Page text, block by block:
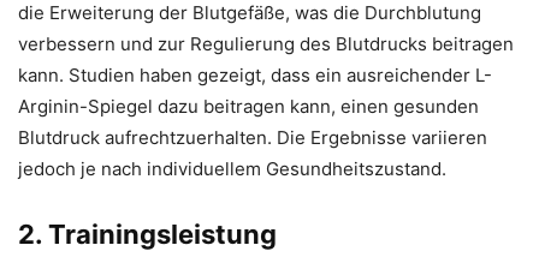
die Erweiterung der Blutgefäße, was die Durchblutung
verbessern und zur Regulierung des Blutdrucks beitragen
kann. Studien haben gezeigt, dass ein ausreichender L-
Arginin-Spiegel dazu beitragen kann, einen gesunden
Blutdruck aufrechtzuerhalten. Die Ergebnisse variieren
jedoch je nach individuellem Gesundheitszustand.
2. Trainingsleistung